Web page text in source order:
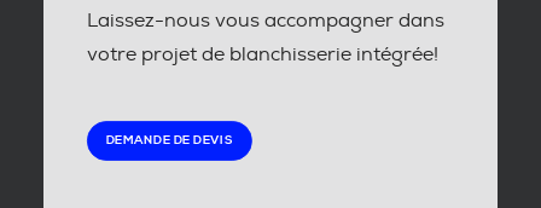
Laissez-nous vous accompagner dans
votre projet de blanchisserie intégrée!
DEMANDE DE DEVIS